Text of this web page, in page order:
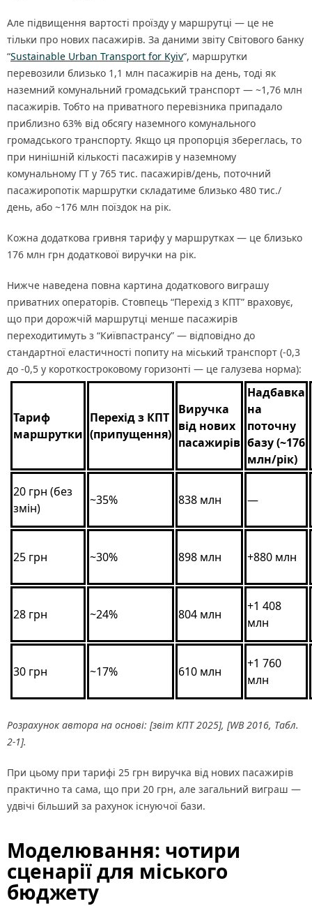
Але підвищення вартості проїзду у маршрутці — це не
тільки про нових пасажирів. За даними звіту Світового банку
“Sustainable Urban Transport for Kyiv“, маршрутки
перевозили близько 1,1 млн пасажирів на день, тоді як
наземний комунальний громадський транспорт — ~1,76 млн
пасажирів. Тобто на приватного перевізника припадало
приблизно 63% від обсягу наземного комунального
громадського транспорту. Якщо ця пропорція збереглась, то
при нинішній кількості пасажирів у наземному
комунальному ГТ у 765 тис. пасажирів/день, поточний
пасажиропотік маршрутки складатиме близько 480 тис./
день, або ~176 млн поїздок на рік.
Кожна додаткова гривня тарифу у маршрутках — це близько
176 млн грн додаткової виручки на рік.
Нижче наведена повна картина додаткового виграшу
приватних операторів. Стовпець “Перехід з КПТ” враховує,
що при дорожчій маршрутці менше пасажирів
переходитимуть з “Київпастрансу” — відповідно до
стандартної еластичності попиту на міський транспорт (-0,3
до -0,5 у короткостроковому горизонті — це галузева норма):
Тариф
маршрутки
Перехід з КПТ
(припущення)
Виручка
від нових
пасажирів
Надбавка
на
поточну
базу (~176
млн/рік)
20 грн (без
змін)
~35% 838 млн —
25 грн ~30% 898 млн +880 млн
28 грн ~24% 804 млн
+1 408
млн
30 грн ~17% 610 млн
+1 760
млн
Розрахунок автора на основі: [звіт КПТ 2025], [WB 2016, Табл.
2-1].
При цьому при тарифі 25 грн виручка від нових пасажирів
практично та сама, що при 20 грн, але загальний виграш —
удвічі більший за рахунок існуючої бази.
Моделювання: чотири
сценарії для міського
бюджету